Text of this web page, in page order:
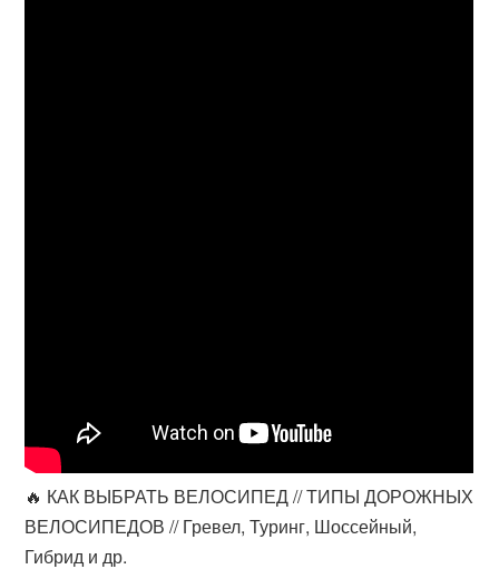
🔥 КАК ВЫБРАТЬ ВЕЛОСИПЕД // ТИПЫ ДОРОЖНЫХ
ВЕЛОСИПЕДОВ // Гревел, Туринг, Шоссейный,
Гибрид и др.